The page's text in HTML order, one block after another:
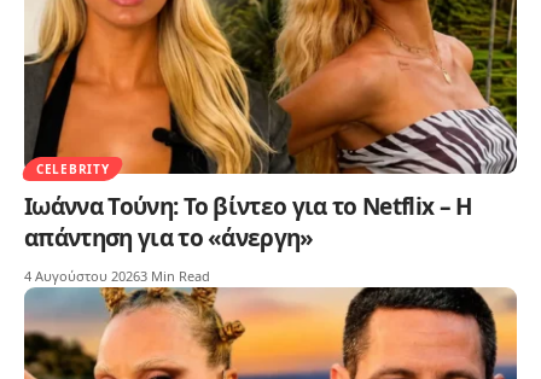
CELEBRITY
Ιωάννα Τούνη: Το βίντεο για το Netflix – Η
απάντηση για το «άνεργη»
4 Αυγούστου 20263 Min Read